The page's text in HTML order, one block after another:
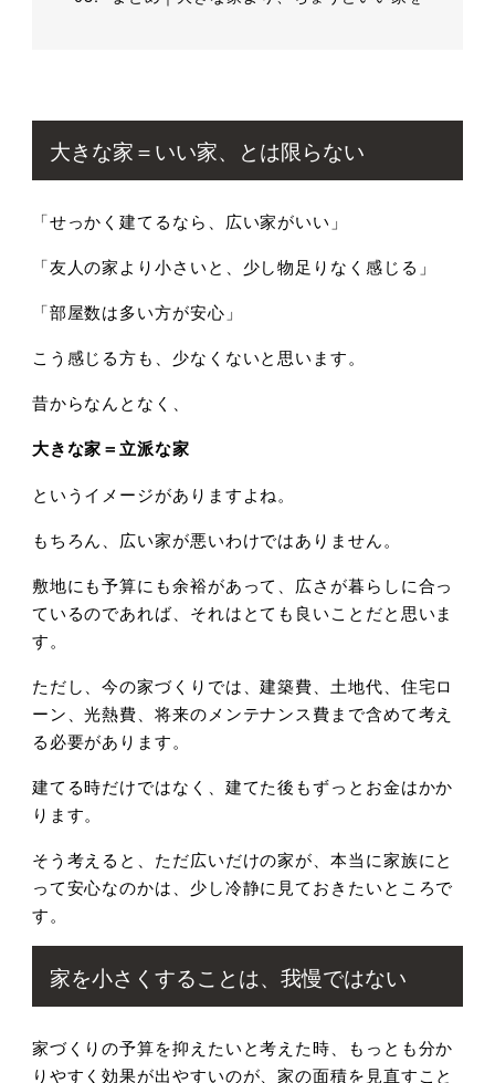
大きな家＝いい家、とは限らない
「せっかく建てるなら、広い家がいい」
「友人の家より小さいと、少し物足りなく感じる」
「部屋数は多い方が安心」
こう感じる方も、少なくないと思います。
昔からなんとなく、
大きな家＝立派な家
というイメージがありますよね。
もちろん、広い家が悪いわけではありません。
敷地にも予算にも余裕があって、広さが暮らしに合っ
ているのであれば、それはとても良いことだと思いま
す。
ただし、今の家づくりでは、建築費、土地代、住宅ロ
ーン、光熱費、将来のメンテナンス費まで含めて考え
る必要があります。
建てる時だけではなく、建てた後もずっとお金はかか
ります。
そう考えると、ただ広いだけの家が、本当に家族にと
って安心なのかは、少し冷静に見ておきたいところで
す。
家を小さくすることは、我慢ではない
家づくりの予算を抑えたいと考えた時、もっとも分か
りやすく効果が出やすいのが、家の面積を見直すこと